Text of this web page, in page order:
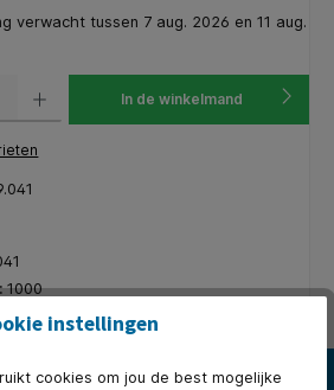
verwacht tussen 7 aug. 2026 en 11 aug.
In de winkelmand
1000
instellingen
cookies om jou de best mogelijke